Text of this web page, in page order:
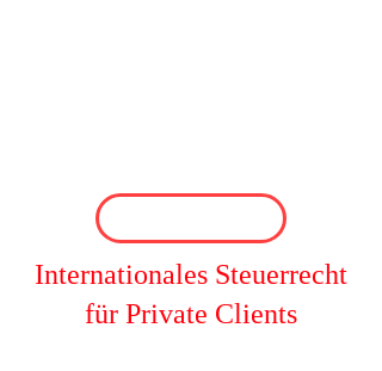
Internationales Steuerrecht
für Private Clients